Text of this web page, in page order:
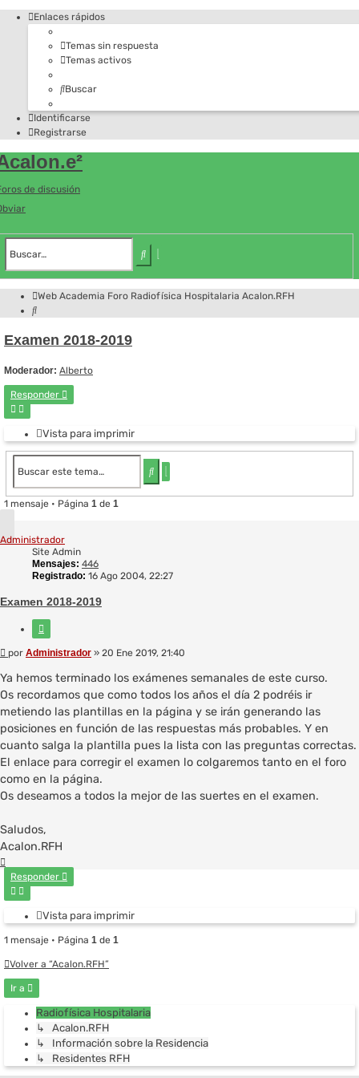
Enlaces rápidos
Temas sin respuesta
Temas activos
Buscar
Identificarse
Registrarse
de discusión
Buscaravanzada
Web Academia Foro Radiofísica Hospitalaria Acalon.RFH
Buscar
Examen 2018-2019
Moderador: Alberto
Responder
Vista para imprimir
Buscar
Búsqueda
avanzada
1 mensaje • Página 1 de 1
Administrador
Site Admin
Mensajes: 446
Registrado: 16 Ago 2004, 22:27
Examen 2018-2019
Mensaje
por Administrador » 20 Ene 2019, 21:40
Ya hemos terminado los exámenes semanales de este curso.
Os recordamos que como todos los años el día 2 podréis ir
metiendo las plantillas en la página y se irán generando las
posiciones en función de las respuestas más probables. Y en
cuanto salga la plantilla pues la lista con las preguntas correctas.
El enlace para corregir el examen lo colgaremos tanto en el foro
como en la página.
Os deseamos a todos la mejor de las suertes en el examen.
Saludos,
Acalon.RFH
Responder
Vista para imprimir
1 mensaje • Página 1 de 1
Volver a “Acalon.RFH”
Ir a
Radiofísica Hospitalaria
↳ Acalon.RFH
↳ Información sobre la Residencia
↳ Residentes RFH